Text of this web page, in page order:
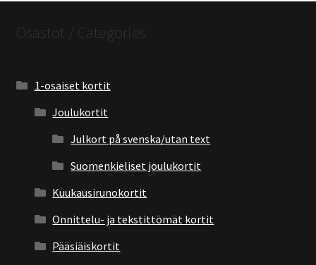
Osastot / Categories
1-osaiset kortit
Joulukortit
Julkort på svenska/utan text
Suomenkieliset joulukortit
Kuukausirunokortit
Onnittelu- ja tekstittömät kortit
Pääsiäiskortit